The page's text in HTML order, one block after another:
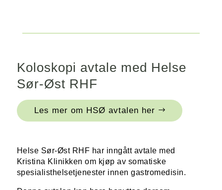
Koloskopi avtale med Helse
Sør-Øst RHF
Les mer om HSØ avtalen her
Helse Sør-Øst RHF har inngått avtale med
Kristina Klinikken om kjøp av somatiske
spesialisthelsetjenester innen gastromedisin.